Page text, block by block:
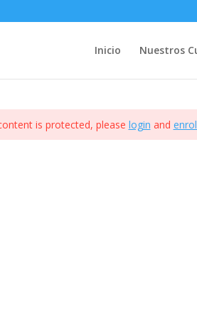
Inicio Nuestros
course
is protected, please login and